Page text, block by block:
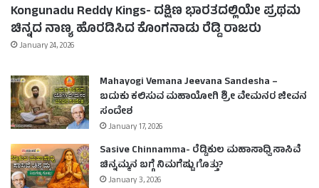
Kongunadu Reddy Kings- ದಕ್ಷಿಣ ಭಾರತದಲ್ಲಿಯೇ ಪ್ರಥಮ
ಚಿನ್ನದ ನಾಣ್ಯ ಹೊರಡಿಸಿದ ಕೊಂಗನಾಡು ರೆಡ್ಡಿ ರಾಜರು
January 24, 2026
Mahayogi Vemana Jeevana Sandesha –
ಬದುಕು ಕಲಿಸುವ ಮಹಾಯೋಗಿ ಶ್ರೀ ವೇಮನರ ಜೀವನ
ಸಂದೇಶ
January 17, 2026
Sasive Chinnamma- ರೆಡ್ಡಿಕುಲ ಮಹಾಸಾಧ್ವಿ ಸಾಸಿವೆ
ಚಿನ್ನಮ್ಮನ ಬಗ್ಗೆ ನಿಮಗೆಷ್ಟು ಗೊತ್ತು?
January 3, 2026